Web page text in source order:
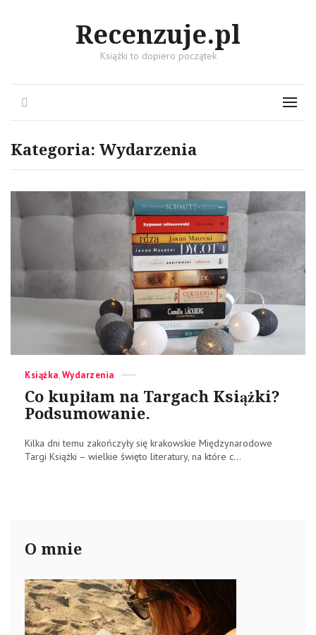
Recenzuje.pl
Książki to dopiero początek
Menu
Kategoria: Wydarzenia
Categories
Książka,Wydarzenia
Co kupiłam na Targach Książki?
Podsumowanie.
Kilka dni temu zakończyły się krakowskie Międzynarodowe
Targi Książki – wielkie święto literatury, na które c...
O mnie